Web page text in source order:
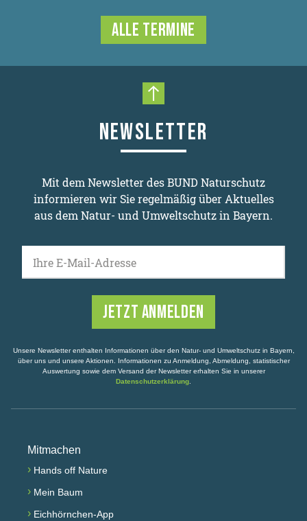
ALLE TERMINE
Nach oben scrollen
NEWSLETTER
Mit dem Newsletter des BUND Naturschutz
informieren wir Sie regelmäßig über Aktuelles
aus dem Natur- und Umweltschutz in Bayern.
Ihre E-Mail-Adresse
Unsere Newsletter enthalten Informationen über den Natur- und Umweltschutz in Bayern,
über uns und unsere Aktionen. Informationen zu Anmeldung, Abmeldung, statistischer
Auswertung sowie dem Versand der Newsletter erhalten Sie in unserer
Datenschutzerklärung
Mitmachen
› Hands off Nature
› Mein Baum
› Eichhörnchen-App